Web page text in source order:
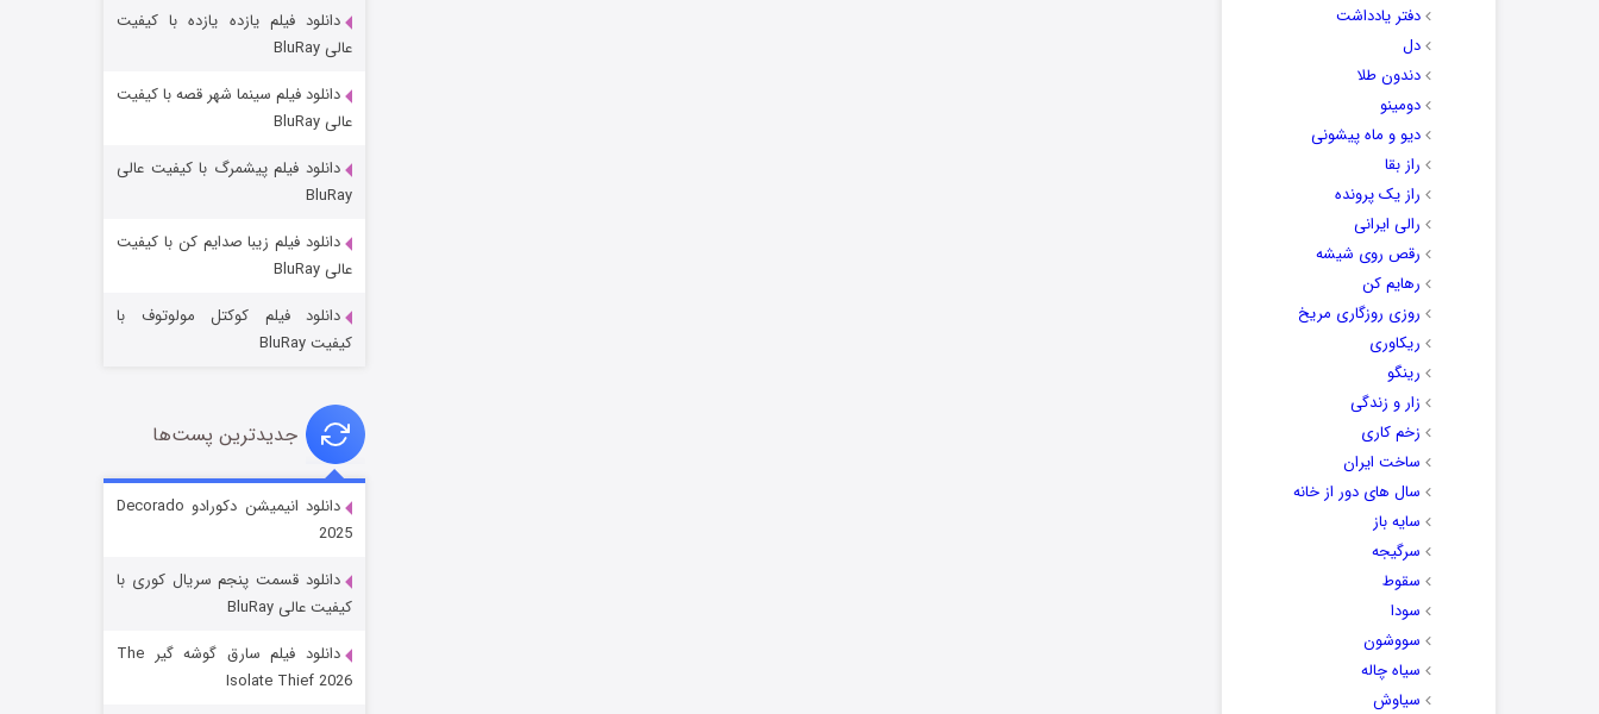
دفتر یادداشت
دل
دندون طلا
دومینو
دیو و ماه پیشونی
راز بقا
راز یک پرونده
رالی ایرانی
رقص روی شیشه
رهایم کن
روزی روزگاری مریخ
ریکاوری
رینگو
زار و زندگی
زخم کاری
ساخت ایران
سال های دور از خانه
سایه باز
سرگیجه
سقوط
سودا
سووشون
سیاه چاله
سیاوش
جادوگری در مغولستان
قسمت ۶ (زیرنویس)
دانلود فیلم یازده یازده با کیفیت
عالی BluRay
دانلود فیلم سینما شهر قصه با کیفیت
عالی BluRay
دانلود فیلم پیشمرگ با کیفیت عالی
BluRay
دانلود فیلم زیبا صدایم کن با کیفیت
عالی BluRay
دانلود فیلم کوکتل مولوتوف با
کیفیت BluRay
جدیدترین پست‌ها
دانلود انیمیشن دکورادو Decorado
2025
دانلود قسمت پنجم سریال کوری با
کیفیت عالی BluRay
دانلود فیلم سارق گوشه گیر The
Isolate Thief 2026